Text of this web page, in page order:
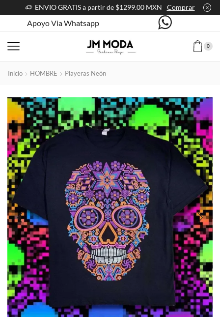
ENVIO GRATIS a partir de $1299.00 MXN Comprar
Apoyo Via Whatsapp
0
Inicio HOMBRE Playeras Neón